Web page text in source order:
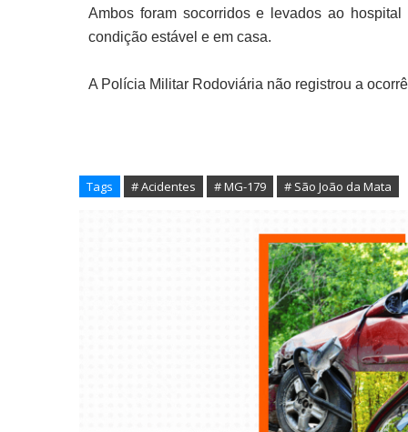
Ambos foram socorridos e levados ao
condição estável e em casa.
A Polícia Militar Rodoviária não registrou a
Tags # Acidentes # MG-179 # São João da Mata